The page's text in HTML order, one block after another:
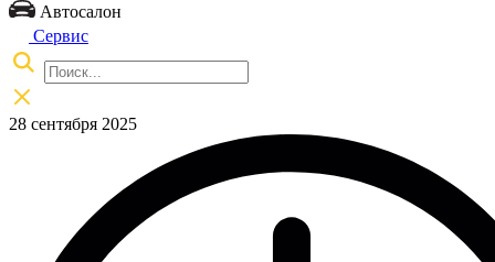
Автосалон
Сервис
28 сентября 2025